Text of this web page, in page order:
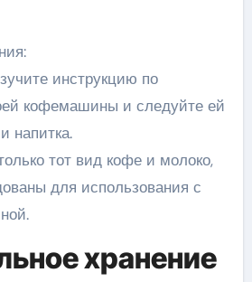
инструкцию по
кофемашины и следуйте ей
напитка.
тот вид кофе и молоко,
для использования с
хранение